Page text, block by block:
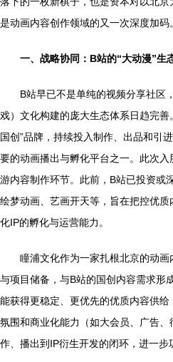
是动画内容创作领域的又一次深度加码。
一、战略协同：B站的“大动漫”生
B站早已不是单纯的视频分享社区
戏）文化构建的庞大生态体系日趋完
国创”品牌，持续投入制作、出品和引
要的动画播出与孵化平台之一。此次
游内容制作环节。此前，B站已投资或
绘梦动画、艺画开天等，旨在把控优
化IP的孵化与运营能力。
瞳浦文化作为一家扎根北京的动
与项目储备，与B站的国创内容需求形
能获得更稳定、更优先的优质内容供
氛围和商业化能力（如大会员、广告
作、播出到IP衍生开发的闭环，进一步